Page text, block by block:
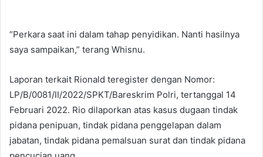
“Perkara saat ini dalam tahap penyidikan. Nanti hasilnya
saya sampaikan,” terang Whisnu.
Laporan terkait Rionald teregister dengan Nomor:
LP/B/0081/II/2022/SPKT/Bareskrim Polri, tertanggal 14
Februari 2022. Rio dilaporkan atas kasus dugaan tindak
pidana penipuan, tindak pidana penggelapan dalam
jabatan, tindak pidana pemalsuan surat dan tindak pidana